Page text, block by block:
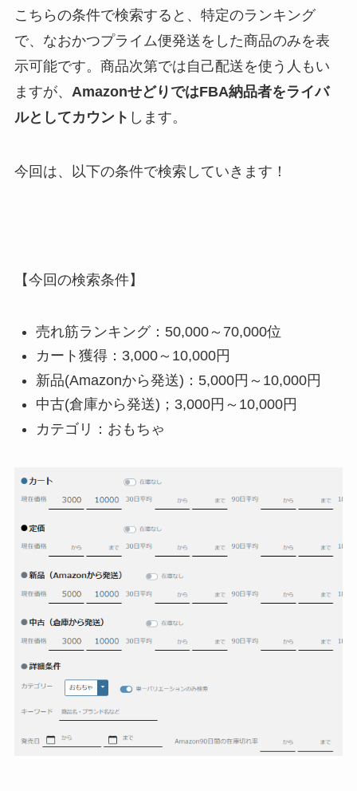
こちらの条件で検索すると、特定のランキング
で、なおかつプライム便発送をした商品のみを表
示可能です。商品次第では自己配送を使う人もい
ますが、 AmazonせどりではFBA納品者をライバ
ルとしてカウント します。
今回は、以下の条件で検索していきます！
【今回の検索条件】
売れ筋ランキング：50,000～70,000位
カート獲得：3,000～10,000円
新品(Amazonから発送)：5,000円～10,000円
中古(倉庫から発送)；3,000円～10,000円
カテゴリ：おもちゃ